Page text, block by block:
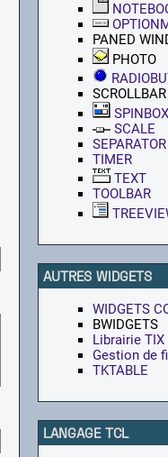
PANED
PHOTO
SCROLLBAR
SPINBOX
SCALE
SEPARATOR
TIMER
TEXT
TOOLBAR
AUTRES WIDGETS
WIDGETS
BWIDGETS
Librairie TIX
Gestion de
TKTABLE
LANGAGE TCL